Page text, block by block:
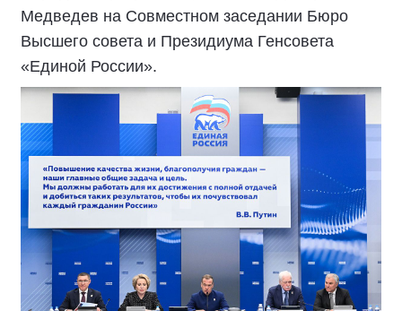
Медведев на Совместном заседании Бюро
Высшего совета и Президиума Генсовета
«Единой России».